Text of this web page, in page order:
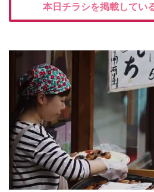
本日チラシを掲載してい